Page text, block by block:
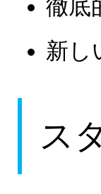
徹底
新し
ス